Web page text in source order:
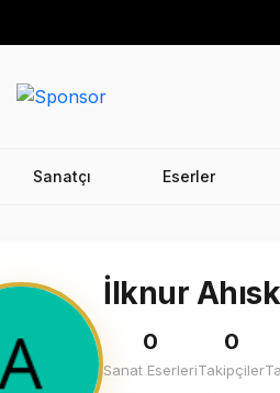
Sanatçı Eserler
İlknur
0
Sanat Eserleri
0
Takipçiler